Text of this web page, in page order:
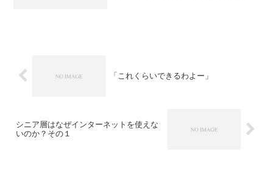
「これくらいできるわよー」
シニア層はなぜインターネットを使えな
いのか？その１